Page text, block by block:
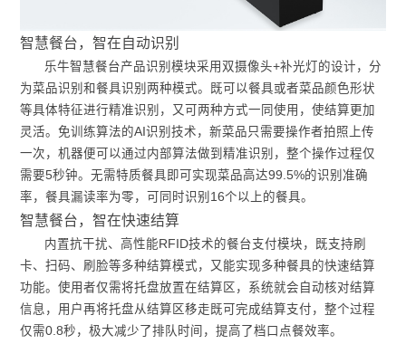
智慧餐台，智在自动识别
乐牛智慧餐台产品识别模块采用双摄像头+补光灯的设计，分
为菜品识别和餐具识别两种模式。既可以餐具或者菜品颜色形状
等具体特征进行精准识别，又可两种方式一同使用，使结算更加
灵活。免训练算法的AI识别技术，新菜品只需要操作者拍照上传
一次，机器便可以通过内部算法做到精准识别，整个操作过程仅
需要5秒钟。无需特质餐具即可实现菜品高达99.5%的识别准确
率，餐具漏读率为零，可同时识别16个以上的餐具。
智慧餐台，智在快速结算
内置抗干扰、高性能RFID技术的餐台支付模块，既支持刷
卡、扫码、刷脸等多种结算模式，又能实现多种餐具的快速结算
功能。使用者仅需将托盘放置在结算区，系统就会自动核对结算
信息，用户再将托盘从结算区移走既可完成结算支付，整个过程
仅需0.8秒，极大减少了排队时间，提高了档口点餐效率。